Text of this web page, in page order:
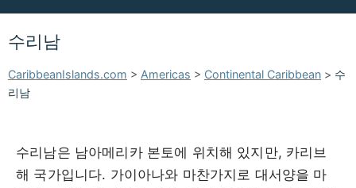
수리남
CaribbeanIslands.com > Americas > Continental Caribbean > 수
리남
수리남은 남아메리카 본토에 위치해 있지만, 카리브
해 국가입니다. 가이아나와 마찬가지로 대서양을 마